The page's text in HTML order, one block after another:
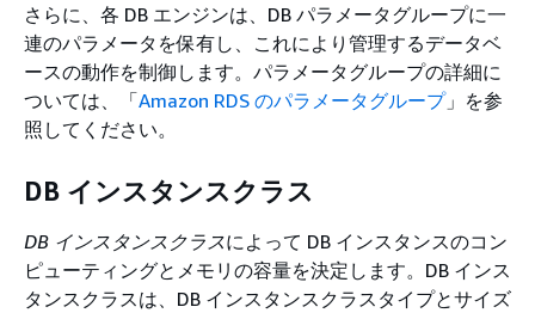
さらに、各 DB エンジンは、DB パラメータグループに一
連のパラメータを保有し、これにより管理するデータベ
ースの動作を制御します。パラメータグループの詳細に
ついては、「Amazon RDS のパラメータグループ」を参
照してください。
DB インスタンスクラス
DB インスタンスクラスによって DB インスタンスのコン
ピューティングとメモリの容量を決定します。DB インス
タンスクラスは、DB インスタンスクラスタイプとサイズ